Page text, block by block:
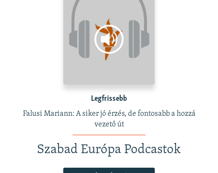
Legfrissebb
Falusi Mariann: A siker jó érzés, de fontosabb a hozzá
vezető út
Szabad Európa Podcastok